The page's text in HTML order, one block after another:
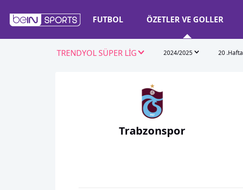
FUTBOL ÖZETLER VE GOLLER
TRENDYOL SÜPER LİG 2024/2025 20 .Hafta
Trabzonspor